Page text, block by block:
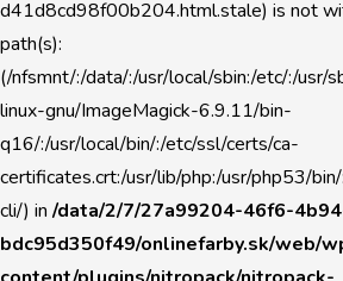
d41d8cd98f00b204.html.stale) is not
path(s):
(/nfsmnt/:/data/:/usr/local/sbin:/etc/:/usr/
linux-gnu/ImageMagick-6.9.11/bin-
q16/:/usr/local/bin/:/etc/ssl/certs/ca-
certificates.crt:/usr/lib/php:/usr/php53/
cli/) in /data/2/7/27a99204-46f6-
bdc95d350f49/onlinefarby.sk/web/